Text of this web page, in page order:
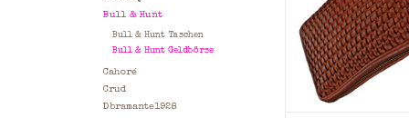
Bull & Hunt
Bull & Hunt Taschen
Bull & Hunt Geldbörse
Cahoré
Crud
Dbramante1928
Maße: 11,0 x 20,0 x
x B x T)
Farbe: Vintage
ZUM WARENKORB